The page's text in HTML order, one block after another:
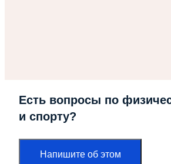
Есть вопросы по
и спорту?
Напишите об этом